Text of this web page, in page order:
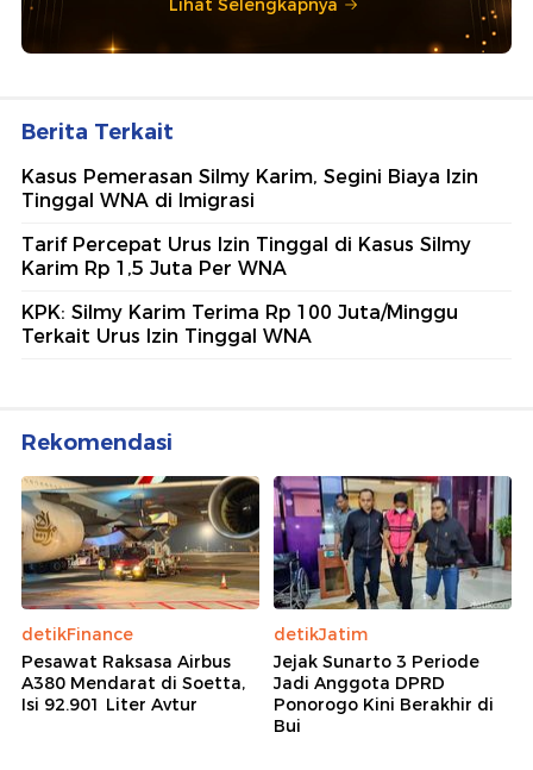
Lihat Selengkapnya
Berita Terkait
Kasus Pemerasan Silmy Karim, Segini Biaya Izin
Tinggal WNA di Imigrasi
Tarif Percepat Urus Izin Tinggal di Kasus Silmy
Karim Rp 1,5 Juta Per WNA
KPK: Silmy Karim Terima Rp 100 Juta/Minggu
Terkait Urus Izin Tinggal WNA
Rekomendasi
detikFinance
Pesawat Raksasa Airbus
A380 Mendarat di Soetta,
Isi 92.901 Liter Avtur
detikJatim
Jejak Sunarto 3 Periode
Jadi Anggota DPRD
Ponorogo Kini Berakhir di
Bui